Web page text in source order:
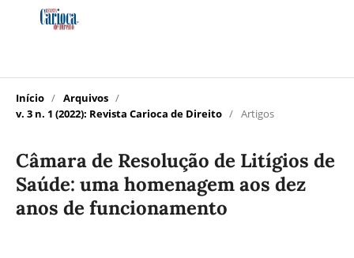
Início / Arquivos /
v. 3 n. 1 (2022): Revista Carioca de Direito / Artigos
Câmara de Resolução de Litígios de
Saúde: uma homenagem aos dez
anos de funcionamento